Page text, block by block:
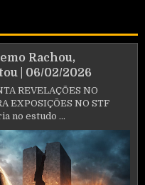
Rachou,
| 06/02/2026
REVELAÇÕES NO
EXPOSIÇÕES NO STF
no estudo ...